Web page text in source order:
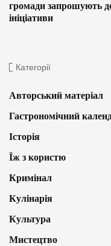
громади запрошують
ініціативи
Категорії
Авторський матеріал
Гастрономічний
Історія
Їж з користю
Кримінал
Кулінарія
Культура
Мистецтво